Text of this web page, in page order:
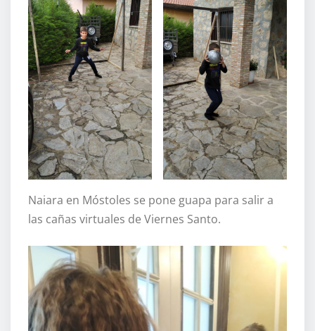
Naiara en Móstoles se pone guapa para salir a
las cañas virtuales de Viernes Santo.